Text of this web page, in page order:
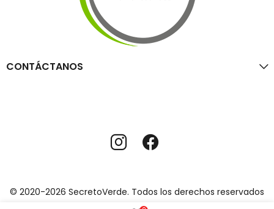
CONTÁCTANOS
© 2020-2026 SecretoVerde. Todos los derechos reservados